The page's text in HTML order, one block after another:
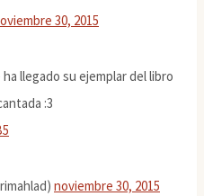
30, 2015
llegado su ejemplar del libro
:3
noviembre 30, 2015